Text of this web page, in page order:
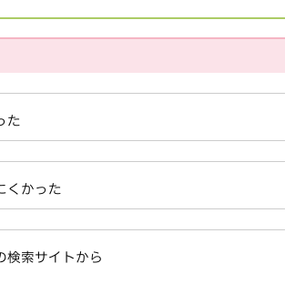
た
くかった
検索サイトから